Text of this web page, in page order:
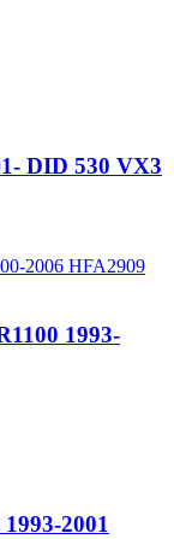
DID 530 VX3
1993-
2001